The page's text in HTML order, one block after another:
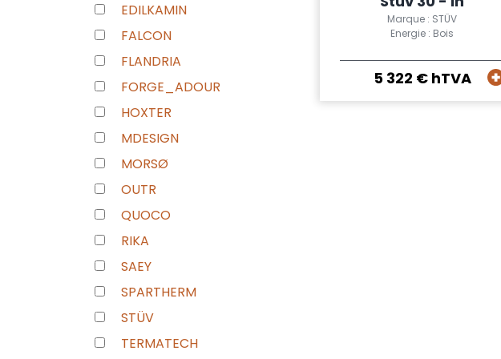
EDILKAMIN
FALCON
FLANDRIA
FORGE_ADOUR
HOXTER
MDESIGN
MORSØ
OUTR
QUOCO
RIKA
SAEY
SPARTHERM
STÜV
TERMATECH
Marque : STÜV
Energie : Bois
5 322 € hTVA